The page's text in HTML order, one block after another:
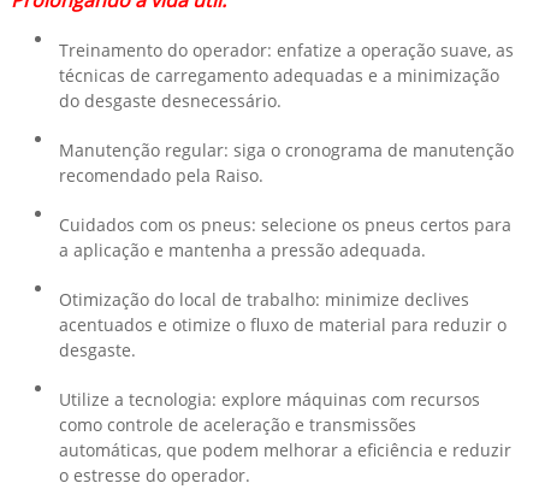
Treinamento do operador: enfatize a operação suave, as
técnicas de carregamento adequadas e a minimização
do desgaste desnecessário.
Manutenção regular: siga o cronograma de manutenção
recomendado pela Raiso.
Cuidados com os pneus: selecione os pneus certos para
a aplicação e mantenha a pressão adequada.
Otimização do local de trabalho: minimize declives
acentuados e otimize o fluxo de material para reduzir o
desgaste.
Utilize a tecnologia: explore máquinas com recursos
como controle de aceleração e transmissões
automáticas, que podem melhorar a eficiência e reduzir
o estresse do operador.